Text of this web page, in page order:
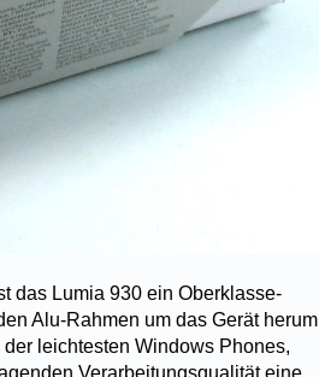
das Lumia 930 ein Oberklasse-
Alu-Rahmen um das Gerät herum
leichtesten Windows Phones,
Verarbeitungsqualität eine